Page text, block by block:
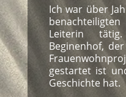
Ich war über
Leiterin
Beginenhof,
gestartet ist
Geschichte hat.